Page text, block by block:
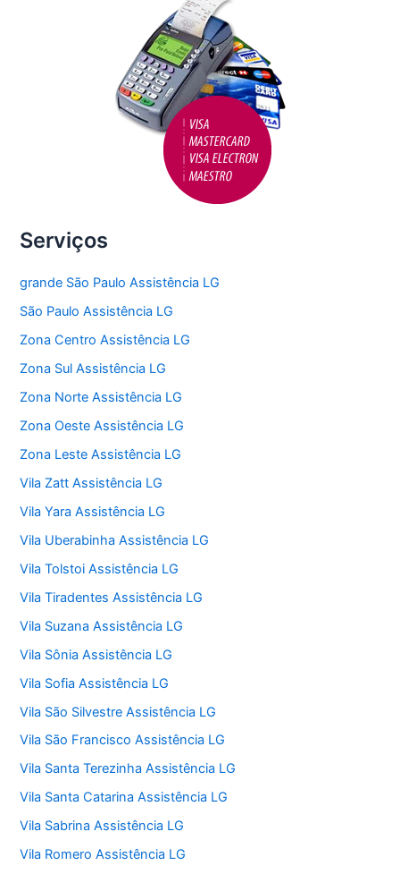
Serviços
grande São Paulo Assistência LG
São Paulo Assistência LG
Zona Centro Assistência LG
Zona Sul Assistência LG
Zona Norte Assistência LG
Zona Oeste Assistência LG
Zona Leste Assistência LG
Vila Zatt Assistência LG
Vila Yara Assistência LG
Vila Uberabinha Assistência LG
Vila Tolstoi Assistência LG
Vila Tiradentes Assistência LG
Vila Suzana Assistência LG
Vila Sônia Assistência LG
Vila Sofia Assistência LG
Vila São Silvestre Assistência LG
Vila São Francisco Assistência LG
Vila Santa Terezinha Assistência LG
Vila Santa Catarina Assistência LG
Vila Sabrina Assistência LG
Vila Romero Assistência LG